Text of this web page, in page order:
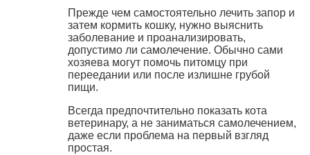
Прежде чем самостоятельно лечить запор и
затем кормить кошку, нужно выяснить
заболевание и проанализировать,
допустимо ли самолечение. Обычно сами
хозяева могут помочь питомцу при
переедании или после излишне грубой
пищи.
Всегда предпочтительно показать кота
ветеринару, а не заниматься самолечением,
даже если проблема на первый взгляд
простая.